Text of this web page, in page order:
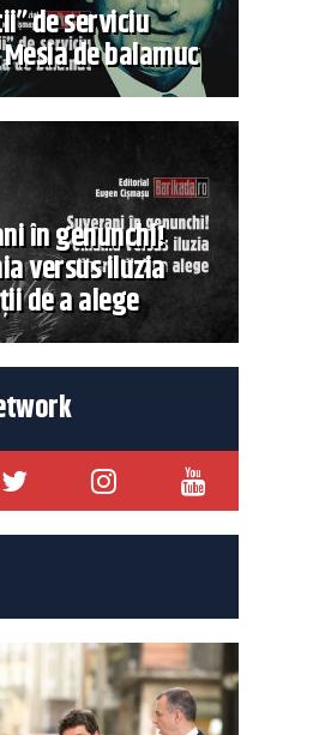
de serviciu
de balamuc
în genunchi!
versus iluzia
de a alege